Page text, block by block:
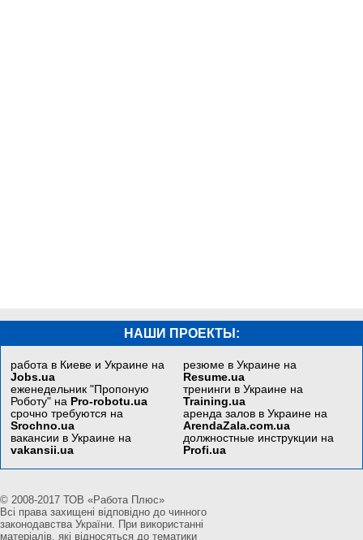
НАШИ ПРОЕКТЫ:
работа в Киеве и Украине на
Jobs.ua
еженедельник "Пропоную
Роботу" на Pro-robotu.ua
срочно требуются на
Srochno.ua
вакансии в Украине на
vakansii.ua
резюме в Украине на
Resume.ua
тренинги в Украине на
Training.ua
аренда залов в Украине на
ArendaZala.com.ua
должностные инструкции на
Profi.ua
© 2008-2017 ТОВ «Работа Плюс»
Всі права захищені відповідно до чинного
законодавства України. При використанні
матеріалів, які відносяться до тематики